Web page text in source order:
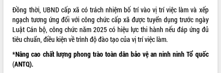
Đồng thời, UBND cấp xã có trách nhiệm bố trí vào vị trí việc làm và xếp
ngạch tương ứng đối với công chức cấp xã được tuyển dụng trước ngày
Luật Cán bộ, công chức năm 2025 có hiệu lực thi hành nếu đáp ứng đủ
tiêu chuẩn, điều kiện về trình độ đào tạo của vị trí việc làm.
*Nâng cao chất lượng phong trào toàn dân bảo vệ an ninh ninh Tổ quốc
(ANTQ).